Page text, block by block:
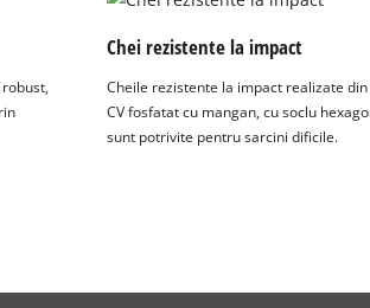
visitor. The
the site
to
Chei rezistente la impact
Cheile rezistente la impact realizate din
CV fosfatat cu mangan, cu soclu
sunt potrivite pentru sarcini dificile.